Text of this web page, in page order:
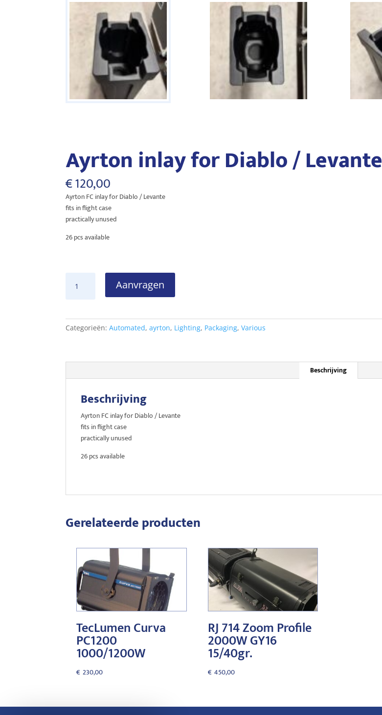
Ayrton inlay for Diablo / Levante
€120,00
Ayrton FC inlay for Diablo / Levante
fits in flight case
practically unused
26 pcs available
inlay
/
Levante
Aanvragen
Categorieën:Automated,ayrton, Lighting, Packaging,Various
Beschrijving
Beschrijving
Ayrton FC inlay for Diablo / Levante
fits in flight case
practically unused
26 pcs available
Gerelateerde producten
TecLumen Curva
PC1200
1000/1200W
€ 230,00
RJ 714 Zoom Profile
2000W GY16
15/40gr.
€ 450,00